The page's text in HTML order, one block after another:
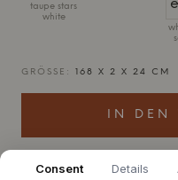
taupe stars
white
GRÖSSE: 168 X 2 X 24 CM
IN DEN
Bestellware ca. 7-12
Consent Details